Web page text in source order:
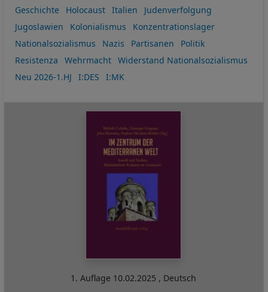
Geschichte
Holocaust Italien
Judenverfolgung
Jugoslawien
Kolonialismus
Konzentrationslager
Nationalsozialismus
Nazis Partisanen
Politik
Resistenza
Wehrmacht
Widerstand Nationalsozialismus
Neu 2026-1.HJ
I:DES I:MK
1. Auflage 10.02.2025 , Deutsch